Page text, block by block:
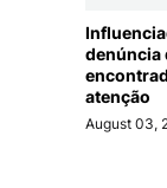
denúncia
atenção
August 03,